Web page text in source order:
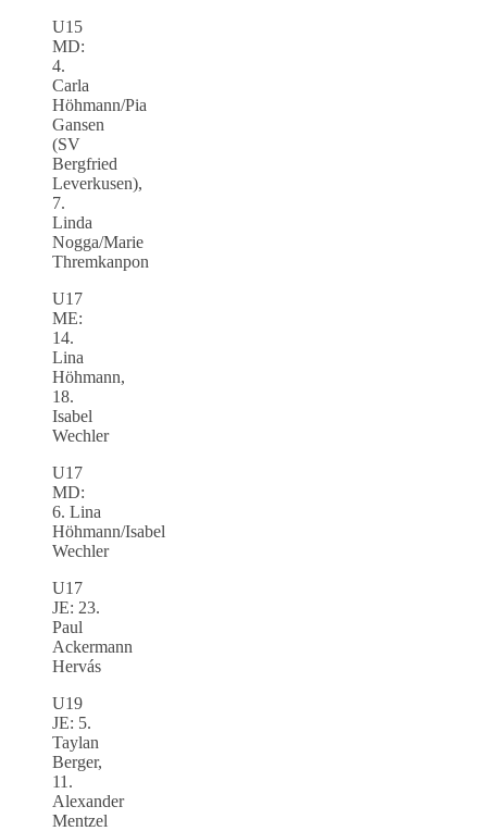
U15
MD:
4.
Carla
Höhmann/Pia
Gansen
(SV
Bergfried
Leverkusen),
7.
Linda
Nogga/Marie
Thremkanpon
U17
ME:
14.
Lina
Höhmann,
18.
Isabel
Wechler
U17
MD:
6. Lina
Höhmann/Isabel
Wechler
U17
JE: 23.
Paul
Ackermann
Hervás
U19
JE: 5.
Taylan
Berger,
11.
Alexander
Mentzel